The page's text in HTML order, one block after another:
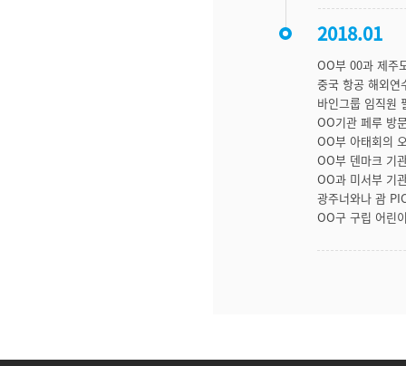
2018.01
OO부 00과 제주
중국 항공 해외연
바인그룹 임직원
OO기관 페루 방
OO부 아태회의
OO부 덴마크 기
OO과 미서부 기
광주너와나 괌
OO구 구립 어린